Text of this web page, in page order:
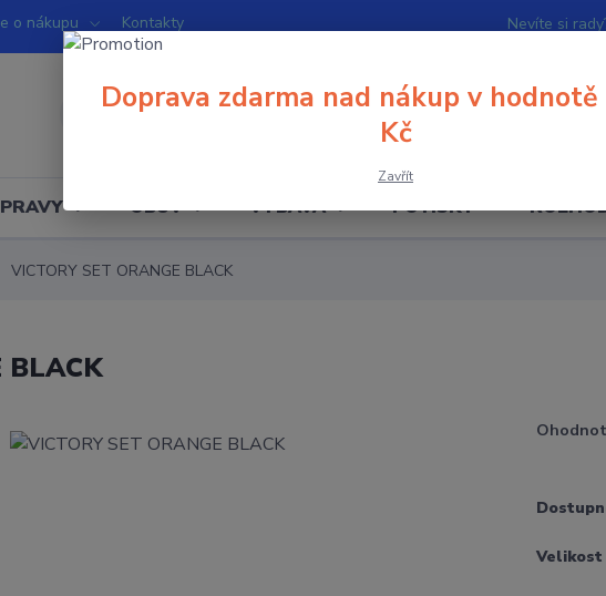
o nákupu Kontakty
Hledat
Nevíte si
OBUV VÝBAVA POTISKY
VICTORY SET ORANGE BLACK
BLACK
Velikost
Doprava zdarma nad nákup v
Kč
Zavřít